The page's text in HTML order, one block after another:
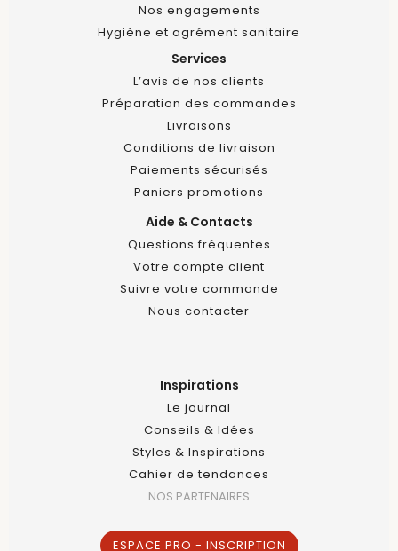
Nos engagements
Hygiène et agrément sanitaire
Services
L’avis de nos clients
Préparation des commandes
Livraisons
Conditions de livraison
Paiements sécurisés
Paniers promotions
Aide & Contacts
Questions fréquentes
Votre compte client
Suivre votre commande
Nous contacter
Inspirations
Le journal
Conseils & Idées
Styles & Inspirations
Cahier de tendances
NOS PARTENAIRES
ESPACE PRO - INSCRIPTION